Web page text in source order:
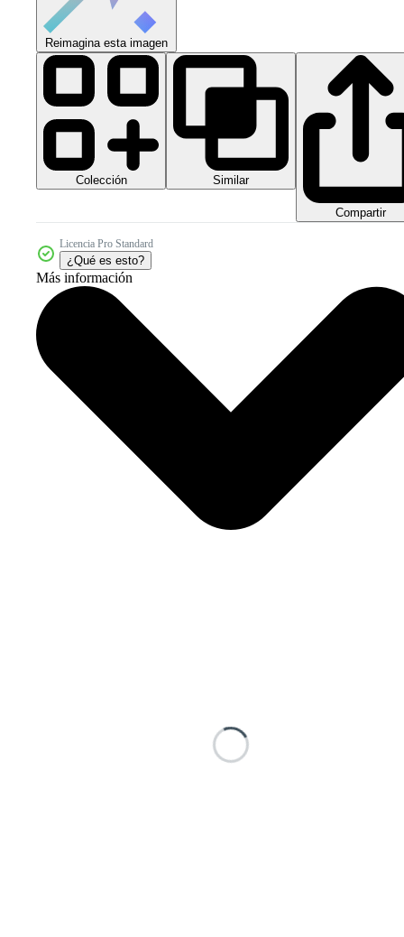
Reimagina esta imagen
Colección Similar
Compartir
Licencia Pro Standard
¿Qué es esto?
Más información